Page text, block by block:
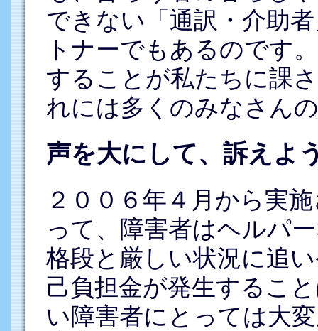
できない「通訳・介助
トナーでもあるのです
することが私たちに課
れには多くのみなさん
声を大にして、訴えよ
２００６年４月から実
って、障害者はヘルパ
格段と厳しい状況に追
己負担金が発生するこ
い障害者にとっては大